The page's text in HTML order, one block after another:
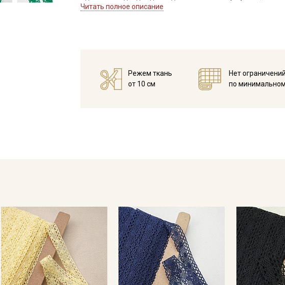
В интерьере можно использовать для украшения
Читать полное описание
Режем ткань
от 10 см
Нет ограничений
по